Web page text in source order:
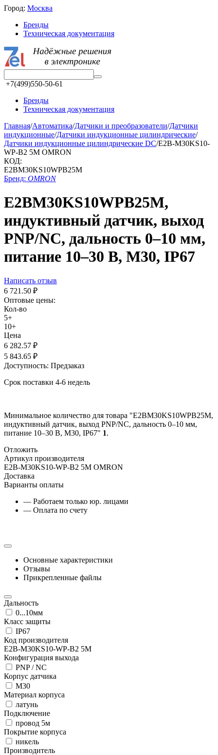
Город: Москва
Бренды
Техническая документация
+7(499)550-50-61
Бренды
Техническая документация
Главная/Автоматика/Датчики и преобразователи/Датчики
индукционные/Датчики индукционные цилиндрические/
Датчики индукционные цилиндрические DC/E2B-M30KS10-
WP-B2 5M OMRON
КОД:
E2BM30KS10WPB25M
Бренд: OMRON
E2BM30KS10WPB25M,
индуктивный датчик, выход
PNP/NC, дальность 0–10 мм,
питание 10–30 В, М30, IP67
Написать отзыв
6 721.50 ₽
Оптовые цены:
Кол-во
5+
10+
Цена
6 282.57 ₽
5 843.65 ₽
Доступность: Предзаказ
Срок поставки 4-6 недель
Минимальное количество для товара "E2BM30KS10WPB25M,
индуктивный датчик, выход PNP/NC, дальность 0–10 мм,
питание 10–30 В, М30, IP67" 1.
Отложить
Артикул производителя
E2B-M30KS10-WP-B2 5M OMRON
Доставка
Варианты оплаты
— Работаем только юр. лицами
— Оплата по счету
Основные характеристики
Отзывы
Прикрепленные файлы
Дальность
0...10мм
Класс защиты
IP67
Код производителя
E2B-M30KS10-WP-B2 5M
Конфигурация выхода
PNP / NC
Корпус датчика
М30
Материал корпуса
латунь
Подключение
провод 5м
Покрытие корпуса
никель
Производитель